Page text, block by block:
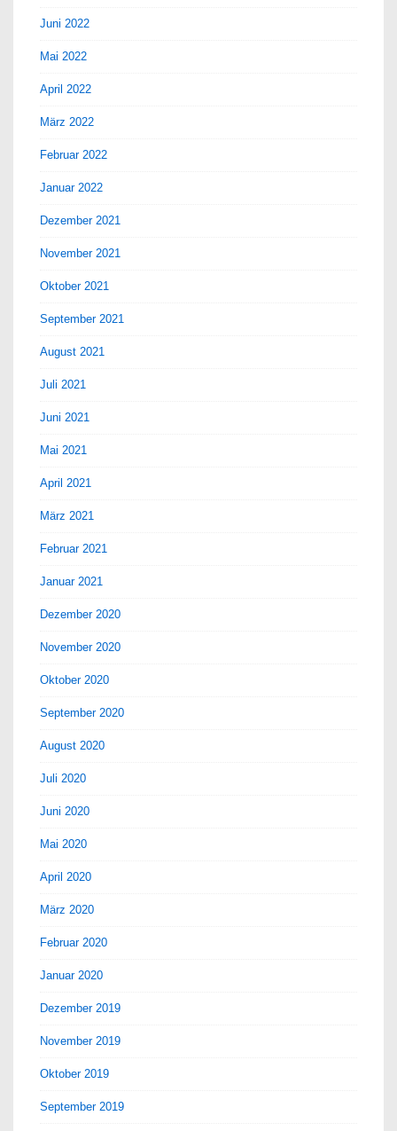
Juni 2022
Mai 2022
April 2022
März 2022
Februar 2022
Januar 2022
Dezember 2021
November 2021
Oktober 2021
September 2021
August 2021
Juli 2021
Juni 2021
Mai 2021
April 2021
März 2021
Februar 2021
Januar 2021
Dezember 2020
November 2020
Oktober 2020
September 2020
August 2020
Juli 2020
Juni 2020
Mai 2020
April 2020
März 2020
Februar 2020
Januar 2020
Dezember 2019
November 2019
Oktober 2019
September 2019